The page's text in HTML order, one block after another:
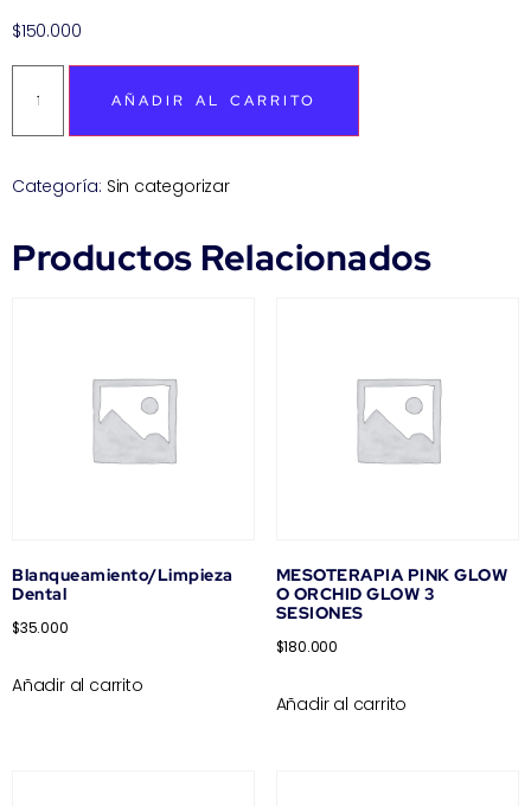
$150.000
AÑADIR AL CARRITO
Categoría: Sin categorizar
Productos Relacionados
Blanqueamiento/Limpieza
Dental
$35.000
Añadir al carrito
MESOTERAPIA PINK GLOW
O ORCHID GLOW 3
SESIONES
$180.000
Añadir al carrito